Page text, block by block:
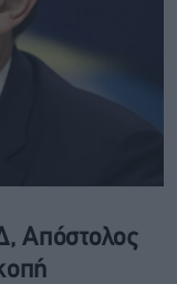
Απόστολος